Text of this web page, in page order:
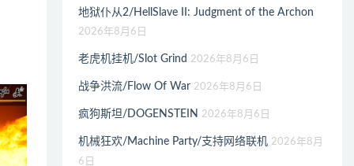
地狱仆从2/HellSlave II: Judgment of the Archon
2026年8月6日
老虎机挂机/Slot Grind 2026年8月6日
战争洪流/Flow Of War 2026年8月6日
疯狗斯坦/DOGENSTEIN 2026年8月6日
机械狂欢/Machine Party/支持网络联机 2026年8月
6日